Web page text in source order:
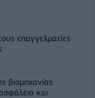
επαγγελματίες
βιομηχανίας
και